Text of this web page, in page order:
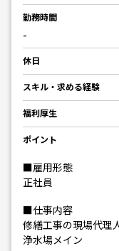
勤務時間
-
休日
スキル・求める経験
福利厚生
ポイント
■雇用形態
正社員
■仕事内容
修繕工事の現場代理
浄水場メイン